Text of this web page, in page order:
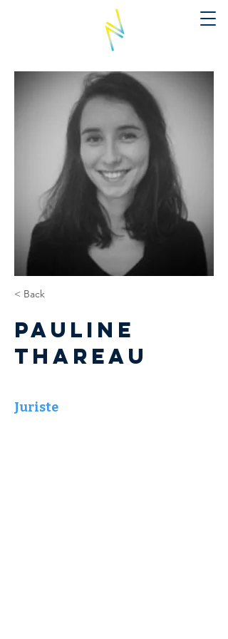
< Back
Pauline
THAREAU
Juriste